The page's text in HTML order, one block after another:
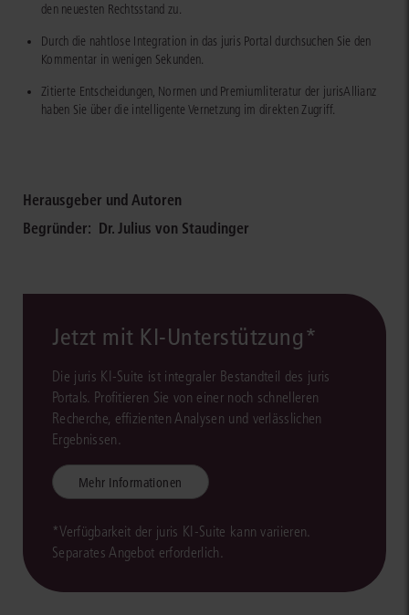
den neuesten Rechtsstand zu.
Durch die nahtlose Integration in das juris Portal durchsuchen Sie den
Kommentar in wenigen Sekunden.
Zitierte Entscheidungen, Normen und Premiumliteratur der jurisAllianz
haben Sie über die intelligente Vernetzung im direkten Zugriff.
Herausgeber und Autoren
Begründer: Dr. Julius von Staudinger
Jetzt mit KI-Unterstützung*
Die juris KI-Suite ist integraler Bestandteil des juris
Portals. Profitieren Sie von einer noch schnelleren
Recherche, effizienten Analysen und verlässlichen
Ergebnissen.
Mehr Informationen
*Verfügbarkeit der juris KI-Suite kann variieren.
Separates Angebot erforderlich.